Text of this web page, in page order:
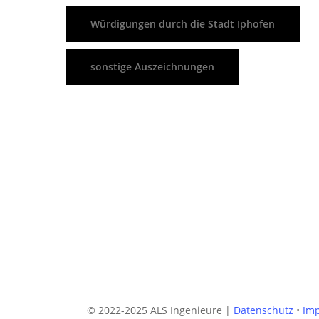
Würdigungen durch die Stadt Iphofen
sonstige Auszeichnungen
© 2022-2025 ALS Ingenieure | Datenschutz •